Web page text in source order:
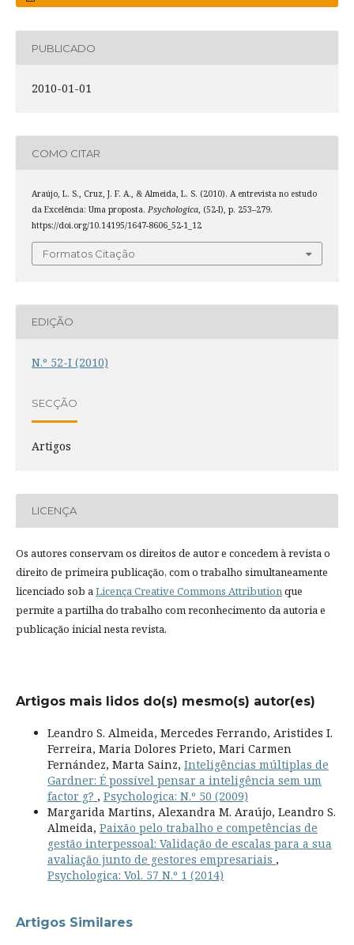
PUBLICADO
2010-01-01
COMO CITAR
Araújo, L. S., Cruz, J. F. A., & Almeida, L. S. (2010). A entrevista no estudo
da Excelência: Uma proposta. Psychologica, (52-I), p. 253–279.
https://doi.org/10.14195/1647-8606_52-1_12
Formatos Citação
EDIÇÃO
N.º 52-I (2010)
SECÇÃO
Artigos
LICENÇA
Os autores conservam os direitos de autor e concedem à revista o
direito de primeira publicação, com o trabalho simultaneamente
licenciado sob aLicença Creative Commons Attributionque
permite a partilha do trabalho com reconhecimento da autoria e
publicação inicial nesta revista.
Artigos mais lidos do(s) mesmo(s) autor(es)
Leandro S. Almeida, Mercedes Ferrando, Aristides I.
Ferreira, Maria Dolores Prieto, Mari Carmen
Fernández, Marta Sainz, Inteligências múltiplas de
Gardner: É possível pensar a inteligência sem um
factor g? , Psychologica: N.º 50 (2009)
Margarida Martins, Alexandra M. Araújo, Leandro S.
Almeida, Paixão pelo trabalho e competências de
gestão interpessoal: Validação de escalas para a sua
avaliação junto de gestores empresariais ,
Psychologica: Vol. 57 N.º 1 (2014)
Artigos Similares